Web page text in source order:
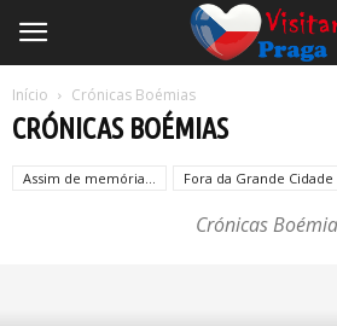
Início Crónicas Boémias
CRÓNICAS BOÉMIAS
Assim de memória...
Fora da Grande Cidade
Crónicas